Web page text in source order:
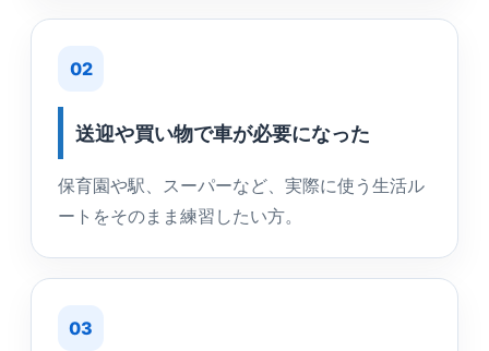
02
送迎や買い物で車が必要になった
保育園や駅、スーパーなど、実際に使う生活ル
ートをそのまま練習したい方。
03